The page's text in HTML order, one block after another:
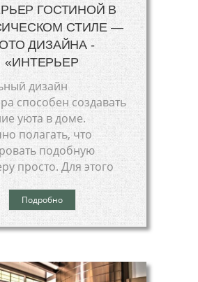
ГОСТИНОЙ В
СТИЛЕ —
ДИЗАЙНА -
«ИНТЕРЬЕР
дизайн
способен создавать
уюта в доме.
полагать, что
подобную
просто. Для этого
Подробно